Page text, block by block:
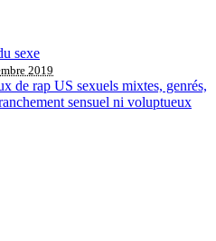
sexe
2019
de rap US sexuels mixtes, genrés,
sensuel ni voluptueux